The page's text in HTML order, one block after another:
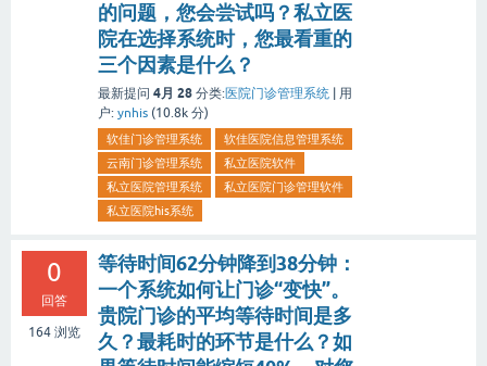
的问题，您会尝试吗？私立医
院在选择系统时，您最看重的
三个因素是什么？
最新提问 4月 28 分类:医院门诊管理系统
用
户: ynhis (10.8k 分)
软佳门诊管理系统
软佳医院信息管理系统
云南门诊管理系统
私立医院软件
私立医院管理系统
私立医院门诊管理软件
私立医院his系统
0
回答
164 浏览
等待时间62分钟降到38分钟：
一个系统如何让门诊“变快”。
贵院门诊的平均等待时间是多
久？最耗时的环节是什么？如